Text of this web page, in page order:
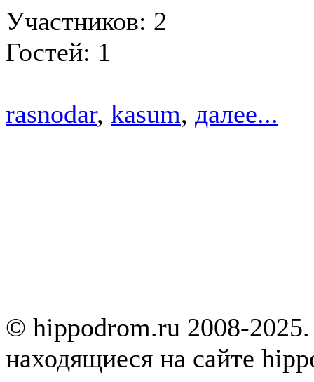
Участников: 2
Гостей: 1
rasnodar, kasum, далее...
© hippodrom.ru 2008-
находящиеся на сайте